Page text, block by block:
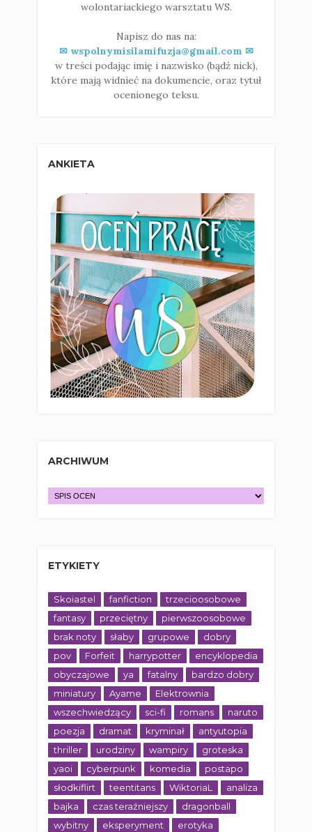
wolontariackiego warsztatu WS.
Napisz do nas na:
✉ wspolnymisilamifuzja@gmail.com ✉
w treści podając imię i nazwisko (bądź nick),
które mają widnieć na dokumencie, oraz tytuł
ocenionego teksu.
ANKIETA
ARCHIWUM
ETYKIETY
Skoiastel fanfiction
trzecioosobowe
fantasy
przeciętny
pierwszoosobowe
brak noty
słaby grupowe
dobry
pov
Forfeit harrypotter
encyklopedia
obyczajowe
ya fatalny
bardzo dobry
miniatury
Ayame
Elektrownia
wszechwiedzący
sci-fi romans
naruto
poezja
dramat kryminał
antyutopia
thriller
urodziny wampiry
groteska
yaoi
cyberpunk komedia
postapo
słodkiflirt
teentitans WiktoriaL
analiza
bajka
czas teraźniejszy
dragonball
wybitny
eksperyment
erotyka